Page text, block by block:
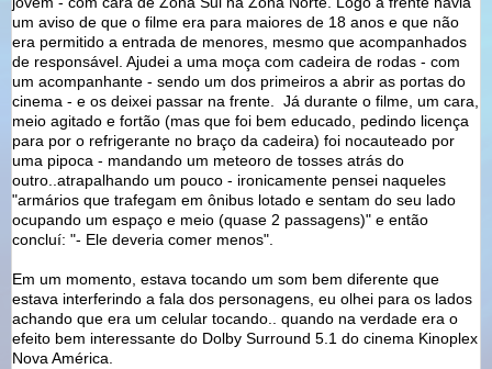
um aviso de que o filme era para maiores de 18 anos e que não
era permitido a entrada de menores, mesmo que acompanhados
de responsável. Ajudei a uma moça com cadeira de rodas - com
um acompanhante - sendo um dos primeiros a abrir as portas do
cinema - e os deixei passar na frente. Já durante o filme, um cara,
meio agitado e fortão (mas que foi bem educado, pedindo licença
para por o refrigerante no braço da cadeira) foi nocauteado por
uma pipoca - mandando um meteoro de tosses atrás do
outro..atrapalhando um pouco - ironicamente pensei naqueles
"armários que trafegam em ônibus lotado e sentam do seu lado
ocupando um espaço e meio (quase 2 passagens)" e então
concluí: "- Ele deveria comer menos".
Em um momento, estava tocando um som bem diferente que
estava interferindo a fala dos personagens, eu olhei para os lados
achando que era um celular tocando.. quando na verdade era o
efeito bem interessante do Dolby Surround 5.1 do cinema Kinoplex
Nova América.